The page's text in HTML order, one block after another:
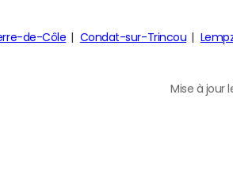
de-Côle Condat-sur-Trincou
Mise à jour